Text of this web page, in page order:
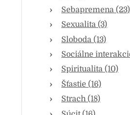
Sebapremena (23)
Sexualita (3)
Sloboda (13)
Sociálne
Spiritualita (10)
Šťastie (16)
Strach (18)